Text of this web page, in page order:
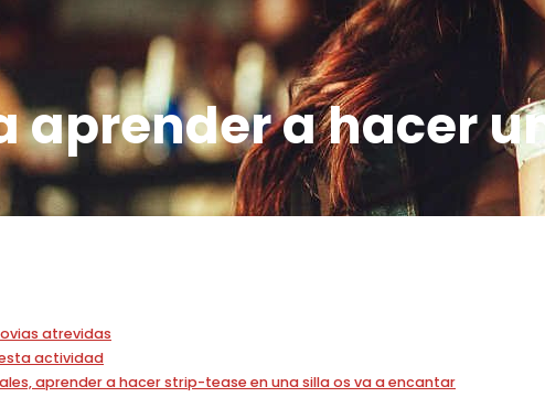
aprender a hacer
atrevidas
actividad
aprender a hacer strip-tease en una silla os va a encantar